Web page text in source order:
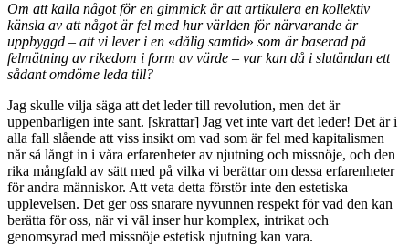
Om att kalla något för en gimmick är att artikulera en kollektiv
känsla av att något är fel med hur världen för närvarande är
uppbyggd – att vi lever i en «dålig samtid» som är baserad på
felmätning av rikedom i form av värde – var kan då i slutändan ett
sådant omdöme leda till?
Jag skulle vilja säga att det leder till revolution, men det är
uppenbarligen inte sant. [skrattar] Jag vet inte vart det leder! Det är i
alla fall slående att viss insikt om vad som är fel med kapitalismen
når så långt in i våra erfarenheter av njutning och missnöje, och den
rika mångfald av sätt med på vilka vi berättar om dessa erfarenheter
för andra människor. Att veta detta förstör inte den estetiska
upplevelsen. Det ger oss snarare nyvunnen respekt för vad den kan
berätta för oss, när vi väl inser hur komplex, intrikat och
genomsyrad med missnöje estetisk njutning kan vara.